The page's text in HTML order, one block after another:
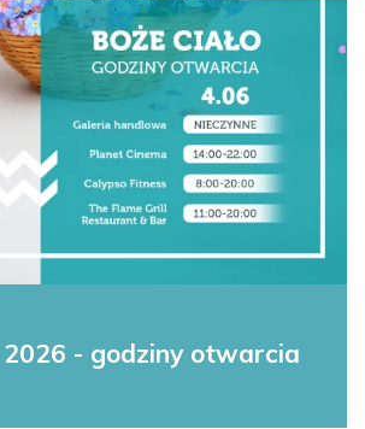
2026 - godziny otwarcia